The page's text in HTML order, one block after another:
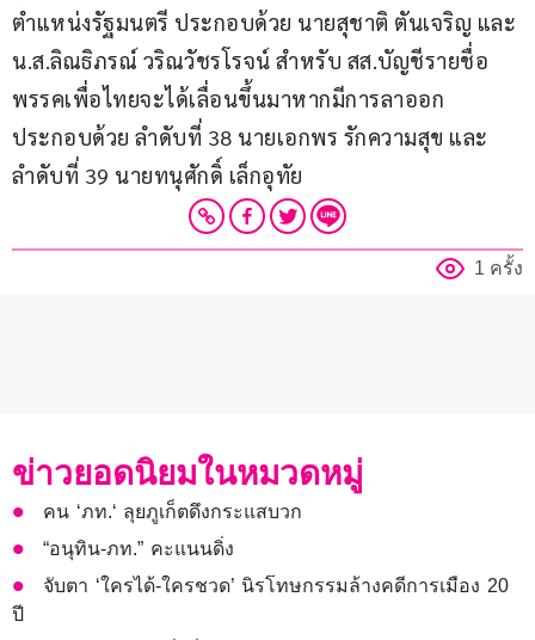
ตำแหน่งรัฐมนตรี ประกอบด้วย นายสุชาติ ตันเจริญ และ
น.ส.ลิณธิภรณ์ วริณวัชรโรจน์ สำหรับ สส.บัญชีรายชื่อ
พรรคเพื่อไทยจะได้เลื่อนขึ้นมาหากมีการลาออก
ประกอบด้วย ลำดับที่ 38 นายเอกพร รักความสุข และ
ลำดับที่ 39 นายทนุศักดิ์ เล็กอุทัย
1 ครั้ง
ข่าวยอดนิยมในหมวดหมู่
คน ‘ภท.‘ ลุยภูเก็ตดึงกระแสบวก
“อนุทิน-ภท.” คะแนนดิ่ง
จับตา ‘ใครได้-ใครชวด’ นิรโทษกรรมล้างคดีการเมือง 20
ปี